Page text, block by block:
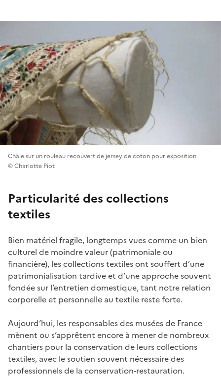
Châle sur un rouleau recouvert de jersey de coton pour exposition
© Charlotte Piot
Particularité des collections
textiles
Bien matériel fragile, longtemps vues comme un bien
culturel de moindre valeur (patrimoniale ou
financière), les collections textiles ont souffert d’une
patrimonialisation tardive et d’une approche souvent
fondée sur l’entretien domestique, tant notre relation
corporelle et personnelle au textile reste forte.
Aujourd’hui, les responsables des musées de France
mènent ou s’apprêtent encore à mener de nombreux
chantiers pour la conservation de leurs collections
textiles, avec le soutien souvent nécessaire des
professionnels de la conservation-restauration.